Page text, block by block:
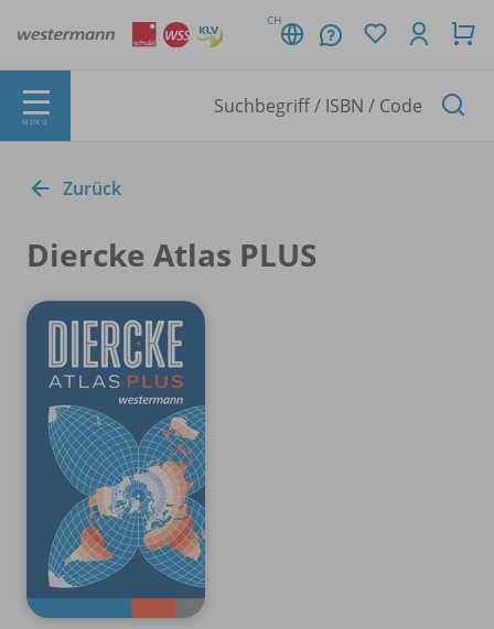
CH
MENÜ
Zurück
Diercke Atlas PLUS